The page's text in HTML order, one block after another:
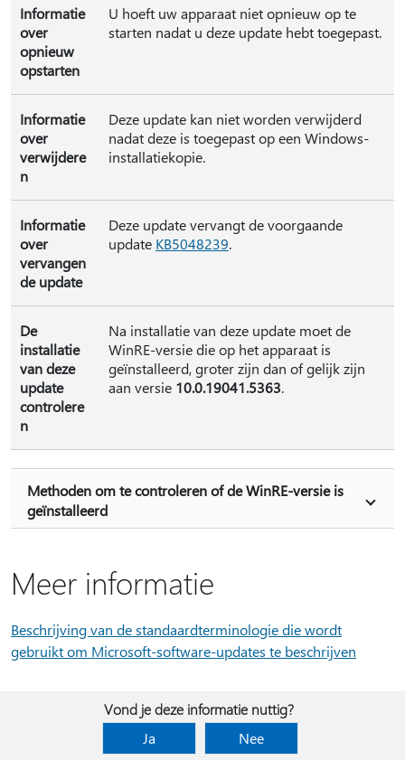
Informatie
over
opnieuw
opstarten
U hoeft uw apparaat niet opnieuw op te
starten nadat u deze update hebt toegepast.
Informatie
over
verwijdere
n
Deze update kan niet worden verwijderd
nadat deze is toegepast op een Windows-
installatiekopie.
Informatie
over
vervangen
de update
Deze update vervangt de voorgaande
update KB5048239.
De
installatie
van deze
update
controlere
n
Na installatie van deze update moet de
WinRE-versie die op het apparaat is
geïnstalleerd, groter zijn dan of gelijk zijn
aan versie 10.0.19041.5363.
Methoden om te controleren of de WinRE-versie is
geïnstalleerd
Meer informatie
Beschrijving van de standaardterminologie die wordt
gebruikt om Microsoft-software-updates te beschrijven
Vond je deze informatie nuttig?
Ja
Nee